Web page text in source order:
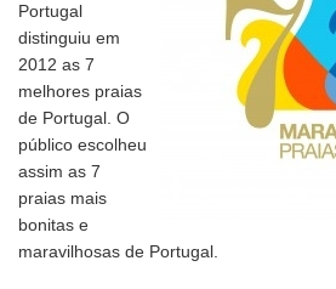
Portugal
distinguiu em
2012 as 7
melhores praias
de Portugal. O
público escolheu
assim as 7
praias mais
bonitas e
maravilhosas de Portugal.